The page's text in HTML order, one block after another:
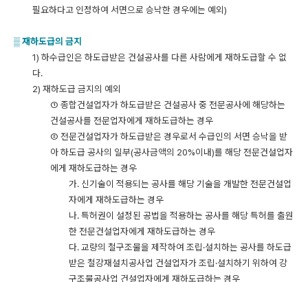
필요하다고 인정하여 서면으로 승낙한 경우에는 예외)
▒재하도급의 금지
1) 하수급인은 하도급받은 건설공사를 다른 사람에게 재하도급할 수 없
다.
2) 재하도급 금지의 예외
① 종합건설업자가 하도급받은 건설공사 중 전문공사에 해당하는
건설공사를 전문업자에게 재하도급하는 경우
② 전문건설업자가 하도급받은 경우로서 수급인의 서면 승낙을 받
아 하도급 공사의 일부(공사금액의 20%이내)를 해당 전문건설업자
에게 재하도급하는 경우
가. 신기술이 적용되는 공사를 해당 기술을 개발한 전문건설업
자에게 재하도급하는 경우
나. 특허권이 설정된 공법을 적용하는 공사를 해당 특허를 출원
한 전문건설업자에게 재하도급하는 경우
다. 교량의 철구조물을 제작하여 조립·설치하는 공사를 하도급
받은 철강재설치공사업 건설업자가조립·설치하기 위하여 강
구조물공사업 건설업자에게 재하도급하는 경우